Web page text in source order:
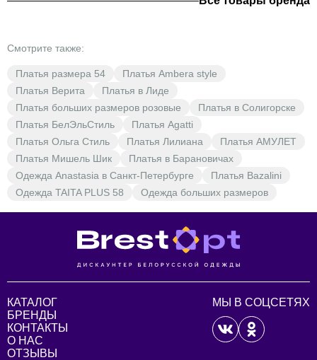
Смотрите также:
Платья размера 54
Платья Ambera style
Платья Верита
Платья в Лиде
Платья больших размеров розовые
Платья в Солигорске
Платья БелЭльСтиль
Платья Agatti
Платья Ольга Стиль
Платья Лилиана
Платья АМУЛЕТ
Платья Мишель Шик
Платья в Барановичах
Одежда Anastasia в Санкт-Петербурге
Платья Bazalini
Одежда TAITA PLUS 58
Одежда больших размеров
КАТАЛОГ
БРЕНДЫ
КОНТАКТЫ
О НАС
ОТЗЫВЫ
МЫ В СОЦСЕТЯХ